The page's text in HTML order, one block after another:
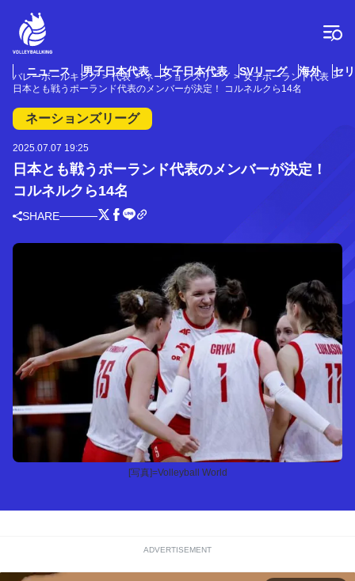
ニュース 男子日本代表 女子日本代表 SVリーグ 海外 セ
バレーボールキング 代表 ネーションズリーグ
女子ポーランド代表
日本とも戦うポーランド代表のメンバーが決定！ コルネルクら14名
ネーションズリーグ
2025.07.07 19:25
日本とも戦うポーランド代表のメンバーが決定！
コルネルクら14名
SHARE
[写真]=Volleyball World
ADVERTISEMENT